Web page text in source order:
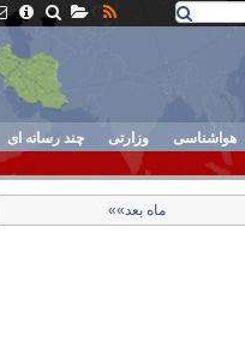
هواشناسی وزارتی چند رسانه ای
ماه بعد»»